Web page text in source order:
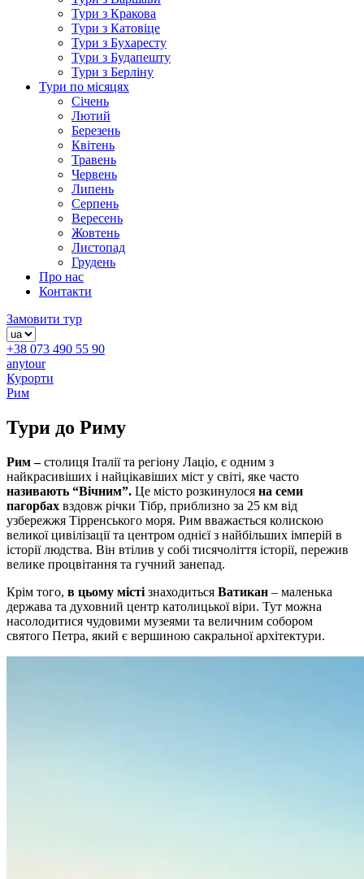
Тури з Кракова
Тури з Катовіце
Тури з Бухаресту
Тури з Будапешту
Тури з Берліну
Тури по місяцях
Січень
Лютий
Березень
Квітень
Травень
Червень
Липень
Серпень
Вересень
Жовтень
Листопад
Грудень
Про нас
Контакти
Замовити тур
+38 073 490 55 90
anytour
Курорти
Рим
Тури до Риму
Рим –столиця Італії та регіону Лаціо, є одним з
найкрасивіших і найцікавіших міст у світі, яке часто
називають “Вічним”. Це місто розкинулося на семи
пагорбах вздовж річки Тібр, приблизно за 25 км від
узбережжя Тірренського моря. Рим вважається колискою
великої цивілізації та центром однієї з найбільших імперій в
історії людства. Він втілив у собі тисячоліття історії, пережив
велике процвітання та гучний занепад.
Крім того, в цьому місті знаходиться Ватикан – маленька
держава та духовний центр католицької віри. Тут можна
насолодитися чудовими музеями та величним собором
святого Петра, який є вершиною сакральної архітектури.